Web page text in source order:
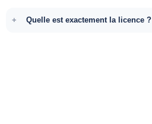
Quelle est exactement la licence ?